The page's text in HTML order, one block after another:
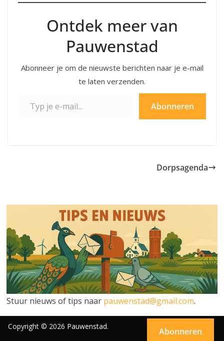
Ontdek meer van
Pauwenstad
Abonneer je om de nieuwste berichten naar je e-mail
te laten verzenden.
Abonneren
Dorpsagenda
Stuur nieuws of tips naar pauwenstad@gmail.com.
Copyright © 2026 Pauwenstad. Abonneren